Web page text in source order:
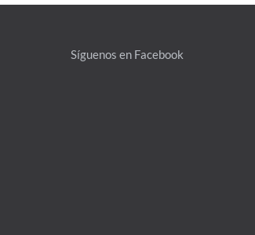
Síguenos en Facebook